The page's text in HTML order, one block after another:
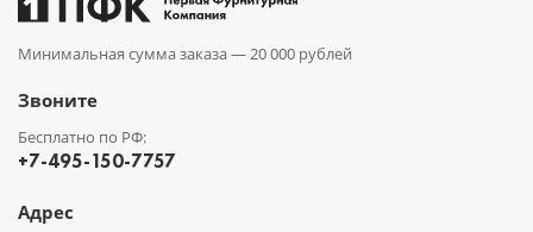
Минимальная сумма заказа —20 000 рублей
Звоните
Бесплатно по РФ:
+7-495-150-7757
Адрес